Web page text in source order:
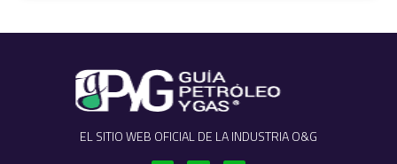
EL SITIO WEB OFICIAL DE LA INDUSTRIA O&G